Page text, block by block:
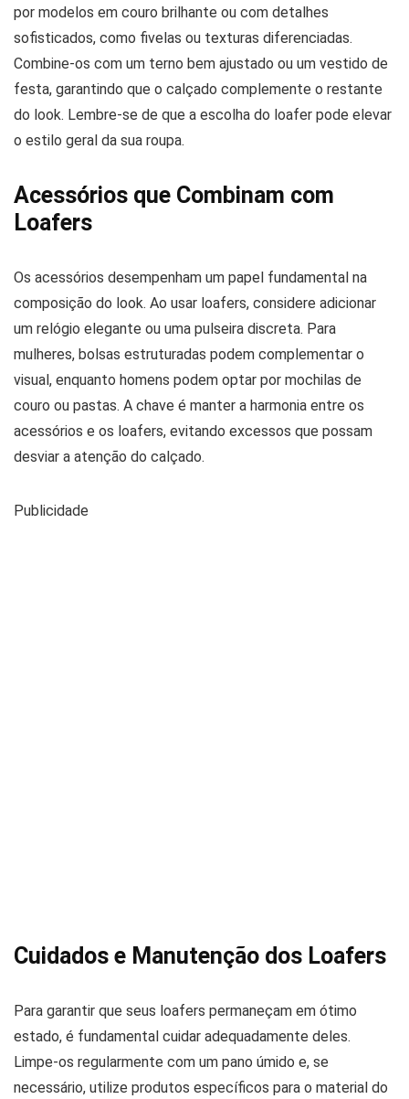
por modelos em couro brilhante ou com detalhes
sofisticados, como fivelas ou texturas diferenciadas.
Combine-os com um terno bem ajustado ou um vestido de
festa, garantindo que o calçado complemente o restante
do look. Lembre-se de que a escolha do loafer pode elevar
o estilo geral da sua roupa.
Acessórios que Combinam com
Loafers
Os acessórios desempenham um papel fundamental na
composição do look. Ao usar loafers, considere adicionar
um relógio elegante ou uma pulseira discreta. Para
mulheres, bolsas estruturadas podem complementar o
visual, enquanto homens podem optar por mochilas de
couro ou pastas. A chave é manter a harmonia entre os
acessórios e os loafers, evitando excessos que possam
desviar a atenção do calçado.
Publicidade
Cuidados e Manutenção dos Loafers
Para garantir que seus loafers permaneçam em ótimo
estado, é fundamental cuidar adequadamente deles.
Limpe-os regularmente com um pano úmido e, se
necessário, utilize produtos específicos para o material do